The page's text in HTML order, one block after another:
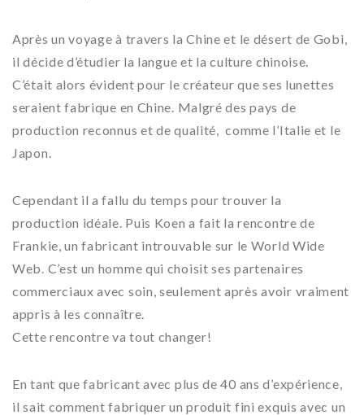
Après un voyage à travers la Chine et le désert de Gobi,
il décide d’étudier la langue et la culture chinoise.
C’était alors évident pour le créateur que ses lunettes
seraient fabrique en Chine. Malgré des pays de
production reconnus et de qualité, comme l’Italie et le
Japon.
Cependant il a fallu du temps pour trouver la
production idéale. Puis Koen a fait la rencontre de
Frankie, un fabricant introuvable sur le World Wide
Web. C’est un homme qui choisit ses partenaires
commerciaux avec soin, seulement après avoir vraiment
appris à les connaître.
Cette rencontre va tout changer!
En tant que fabricant avec plus de 40 ans d’expérience,
il sait comment fabriquer un produit fini exquis avec un